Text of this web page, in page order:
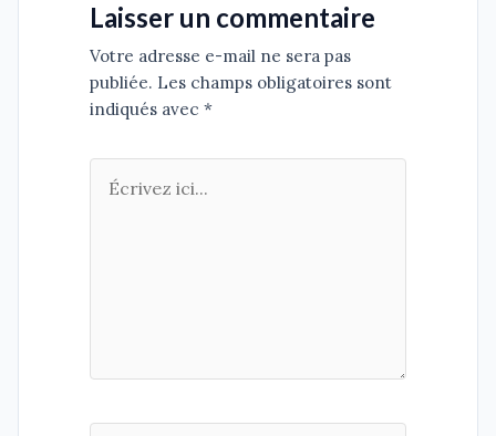
Laisser un commentaire
Votre adresse e-mail ne sera pas
publiée. Les champs obligatoires sont
indiqués avec *